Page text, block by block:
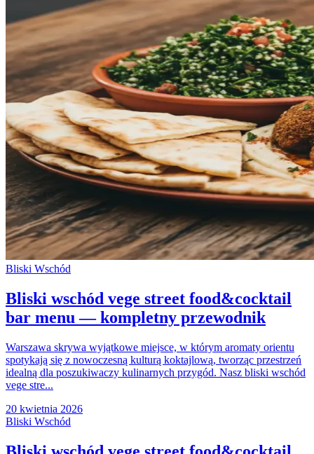
Bliski Wschód
Bliski wschód vege street food&cocktail
bar menu — kompletny przewodnik
Warszawa skrywa wyjątkowe miejsce, w którym aromaty orientu
spotykają się z nowoczesną kulturą koktajlową, tworząc przestrzeń
idealną dla poszukiwaczy kulinarnych przygód. Nasz bliski wschód
vege stre...
20 kwietnia 2026
Bliski Wschód